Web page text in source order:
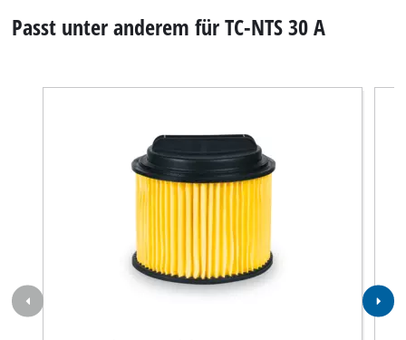
Passt unter anderem für TC-NTS 30 A